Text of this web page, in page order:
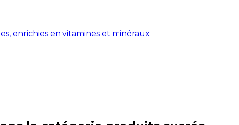
enrichies en vitamines et minéraux